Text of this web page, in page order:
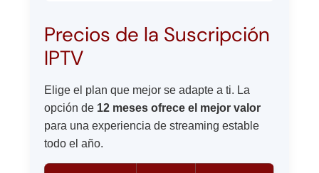
Precios de la Suscripción
IPTV
Elige el plan que mejor se adapte a ti. La
opción de 12 meses ofrece el mejor valor
para una experiencia de streaming estable
todo el año.